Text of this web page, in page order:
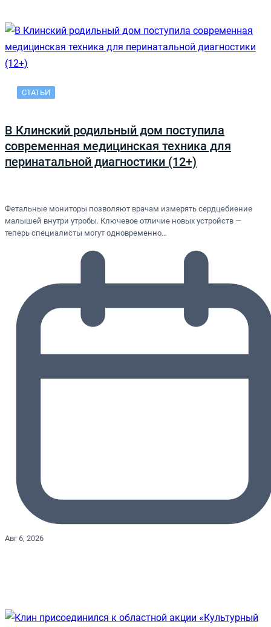
СТАТЬИ
В Клинский родильный дом поступила
современная медицинская техника для
перинатальной диагностики (12+)
Фетальные мониторы позволяют врачам измерять сердцебиение
малышей внутри утробы. Ключевое отличие новых устройств —
теперь специалисты могут одновременно…
Авг 6, 2026